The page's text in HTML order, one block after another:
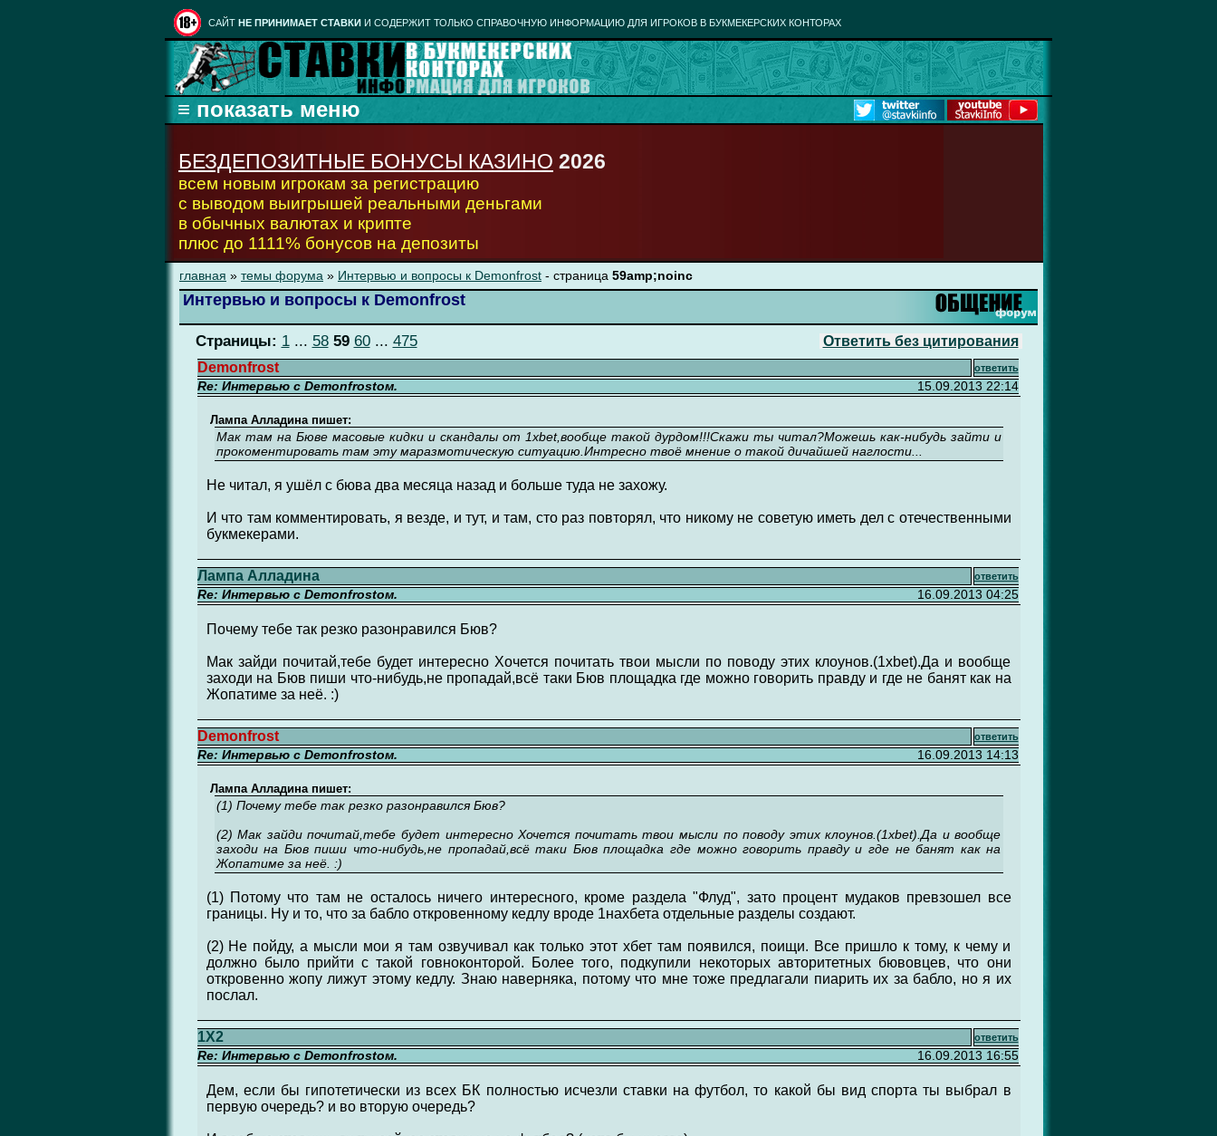
CАЙТ НЕ ПРИНИМАЕТ СТАВКИ И СОДЕРЖИТ ТОЛЬКО СПРАВОЧНУЮ ИНФОРМАЦИЮ ДЛЯ ИГРОКОВ В БУКМЕКЕРСКИХ КОНТОРАХ
БЕЗДЕПОЗИТНЫЕ БОНУСЫ КАЗИНО 2026
всем новым игрокам за регистрацию
с выводом выигрышей реальными деньгами
в обычных валютах и крипте
плюс до 1111% бонусов на депозиты
главная » темы форума » Интервью и вопросы к Demonfrost - страница 59amp;noinc
Интервью и вопросы к Demonfrost
Страницы: 1... 58 59 60... 475
Ответить без цитирования
Demonfrost
ответить
Re: Интервью с Demonfrostом. 15.09.2013 22:14
Лампа Алладина пишет:
Мак там на Бюве масовые кидки и скандалы от 1хbet,вообще такой дурдом!!!Скажи ты читал?Можешь как-нибудь зайти и
прокоментировать там эту маразмотическую ситуацию.Интресно твоё мнение о такой дичайшей наглости...
Не читал, я ушёл с бюва два месяца назад и больше туда не захожу.
И что там комментировать, я везде, и тут, и там, сто раз повторял, что никому не советую иметь дел с отечественными
букмекерами.
Лампа Алладина ответить
Re: Интервью с Demonfrostом. 16.09.2013 04:25
Почему тебе так резко разонравился Бюв?
Мак зайди почитай,тебе будет интересно Хочется почитать твои мысли по поводу этих клоунов.(1хbet).Да и вообще
заходи на Бюв пиши что-нибудь,не пропадай,всё таки Бюв площадка где можно говорить правду и где не банят как на
Жопатиме за неё. :)
Demonfrost ответить
Re: Интервью с Demonfrostом. 16.09.2013 14:13
Лампа Алладина пишет:
(1) Почему тебе так резко разонравился Бюв?
(2) Мак зайди почитай,тебе будет интересно Хочется почитать твои мысли по поводу этих клоунов.(1хbet).Да и вообще
заходи на Бюв пиши что-нибудь,не пропадай,всё таки Бюв площадка где можно говорить правду и где не банят как на
Жопатиме за неё. :)
(1) Потому что там не осталось ничего интересного, кроме раздела "Флуд", зато процент мудаков превзошел все
границы. Ну и то, что за бабло откровенному кедлу вроде 1нахбета отдельные разделы создают.
(2) Не пойду, а мысли мои я там озвучивал как только этот хбет там появился, поищи. Все пришло к тому, к чему и
должно было прийти с такой говноконторой. Более того, подкупили некоторых авторитетных бювовцев, что они
откровенно жопу лижут этому кедлу. Знаю наверняка, потому что мне тоже предлагали пиарить их за бабло, но я их
послал.
1X2 ответить
Re: Интервью с Demonfrostом. 16.09.2013 16:55
Дем, если бы гипотетически из всех БК полностью исчезли ставки на футбол, то какой бы вид спорта ты выбрал в
первую очередь? и во вторую очередь?